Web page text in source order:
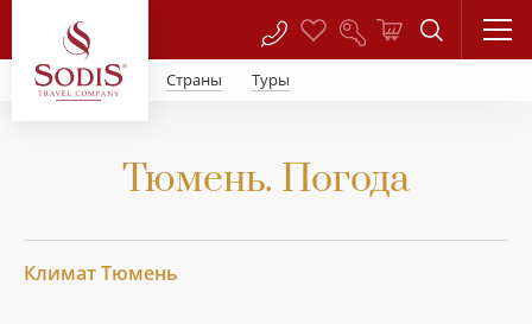
Страны Туры
Тюмень. Погода
Климат Тюмень